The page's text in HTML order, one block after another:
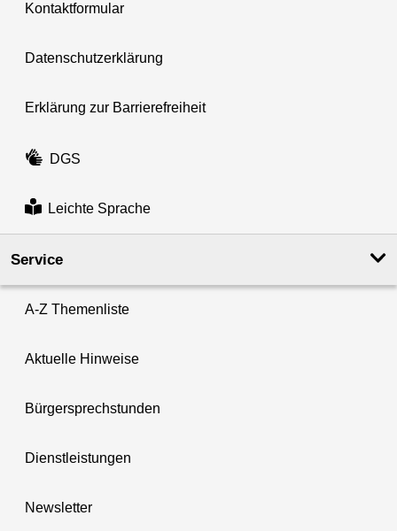
Kontaktformular
Datenschutzerklärung
Erklärung zur Barrierefreiheit
DGS
Leichte Sprache
Service
A-Z Themenliste
Aktuelle Hinweise
Bürgersprechstunden
Dienstleistungen
Newsletter